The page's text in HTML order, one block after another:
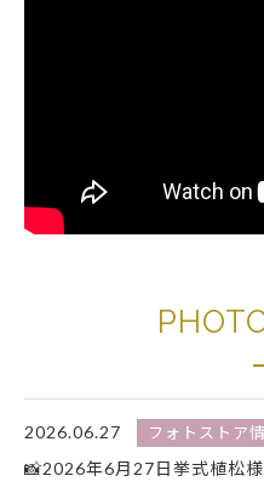
2026.06.27 フォトストア
📸2026年6月27日挙式植松